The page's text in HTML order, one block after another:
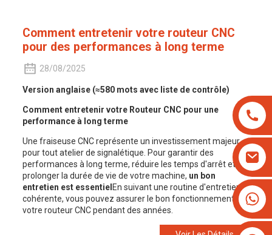
+8613825779334
+16266628193
Comment entretenir votre routeur CNC
pour des performances à long terme
28/08/2025
Version anglaise (≈580 mots avec liste de contrôle)
Comment entretenir votre Routeur CNC pour une
performance à long terme
Une fraiseuse CNC représente un investissement majeur
pour tout atelier de signalétique. Pour garantir des
performances à long terme, réduire les temps d'arrêt et
prolonger la durée de vie de votre machine, un bon
entretien est essentiel En suivant une routine d'entretien
cohérente, vous pouvez assurer le bon fonctionnement de
votre routeur CNC pendant des années.